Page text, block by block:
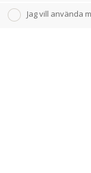
Jag vill använda